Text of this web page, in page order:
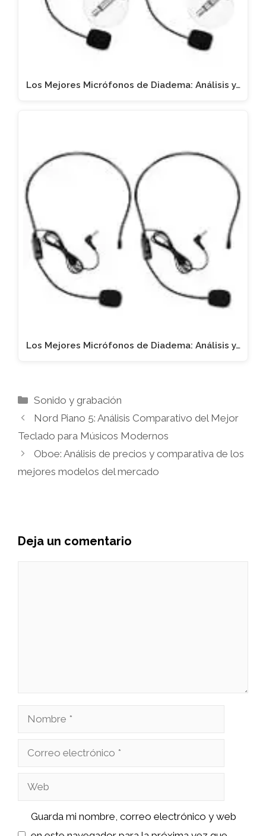
Los Mejores Micrófonos de Diadema: Análisis y…
Los Mejores Micrófonos de Diadema: Análisis y…
Categorías
Sonido y grabación
Nord Piano 5: Análisis Comparativo del Mejor
Teclado para Músicos Modernos
Oboe: Análisis de precios y comparativa de los
mejores modelos del mercado
Deja un comentario
Nombre
Correo
Web
Guarda mi nombre, correo electrónico y web